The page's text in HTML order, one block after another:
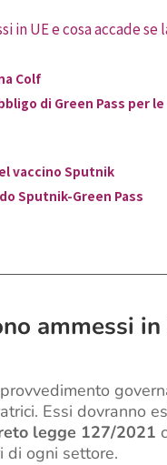
in UE e cosa accade se
Colf
di Green Pass per le
vaccino Sputnik
Sputnik-Green Pass
ammessi in
Essi dovranno
legge 127/2021
di ogni settore.